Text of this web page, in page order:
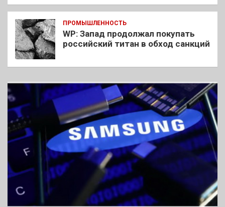
ПРОМЫШЛЕННОСТЬ
WP: Запад продолжал покупать
российский титан в обход санкций